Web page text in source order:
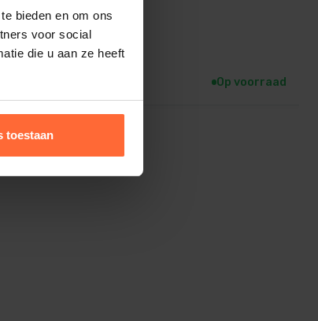
bieden en om ons
voor social
die u aan ze heeft
toestaan
Teflon
Op voorraad